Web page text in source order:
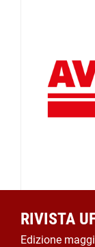
RIVISTA
Edizione